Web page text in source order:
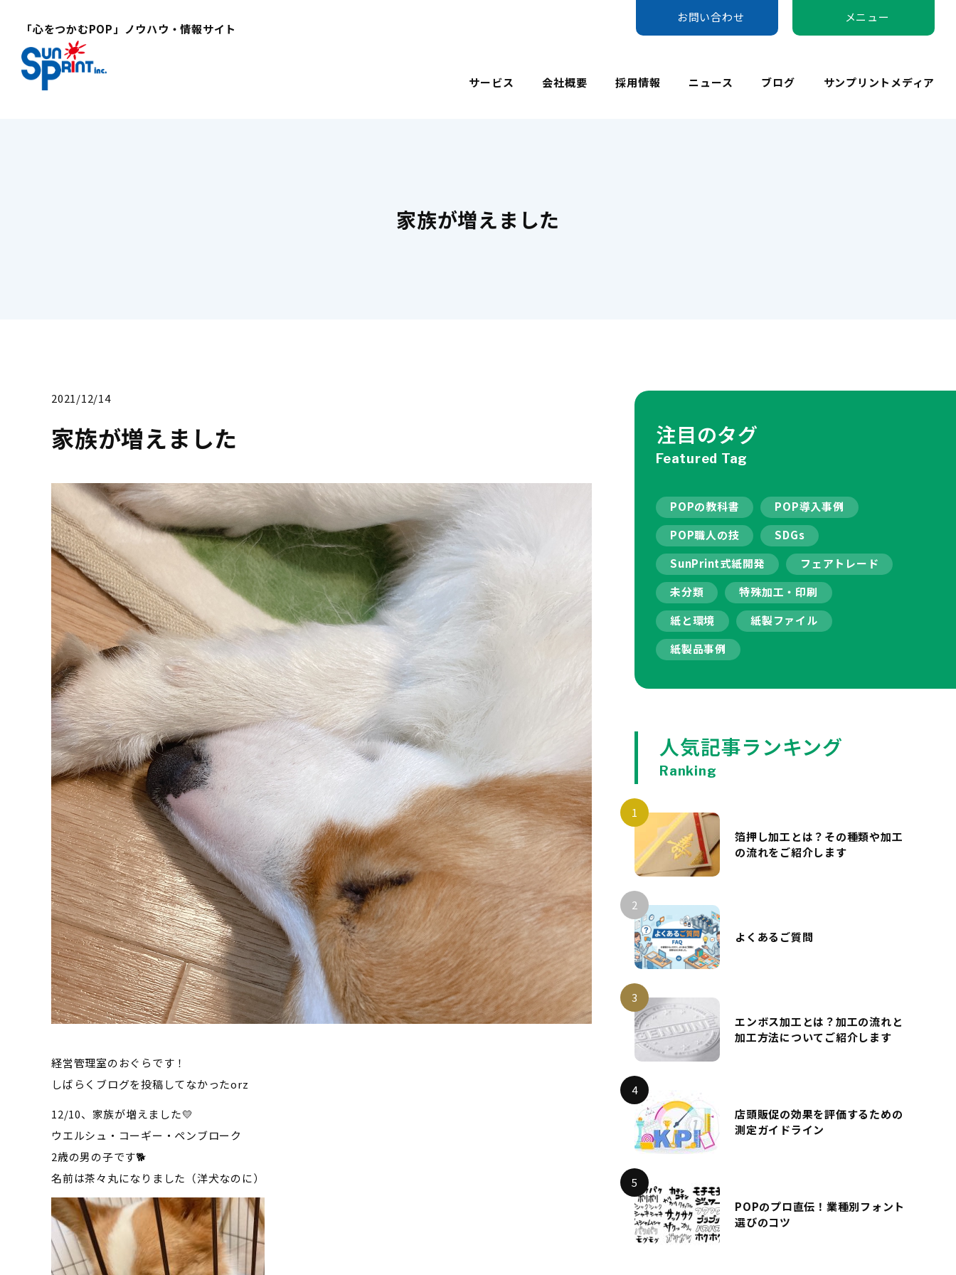
「心をつかむPOP」ノウハウ・情報サイト
サービス 会社概要 採用情報 ニュース ブログ サンプリントメディア
お問い合わせ メニュー
家族が増えました
2021/12/14
家族が増えました
経営管理室のおぐらです！
しばらくブログを投稿してなかったorz
12/10、家族が増えました💛
ウエルシュ・コーギー・ペンブローク
2歳の男の子です🐕
名前は茶々丸になりました（洋犬なのに）
注目のタグ
Featured Tag
POPの教科書
POP導入事例
POP職人の技
SDGs
SunPrint式紙開発
フェアトレード
未分類
特殊加工・印刷
紙と環境
紙製ファイル
紙製品事例
人気記事ランキング
Ranking
箔押し加工とは？その種類や加工
の流れをご紹介します
よくあるご質問
エンボス加工とは？加工の流れと
加工方法についてご紹介します
店頭販促の効果を評価するための
測定ガイドライン
POPのプロ直伝！業種別フォント
選びのコツ